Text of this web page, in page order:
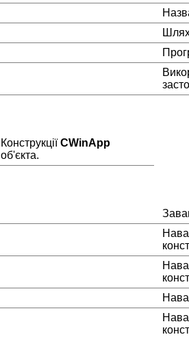
КонструкціїCWinApp
об'єкта.